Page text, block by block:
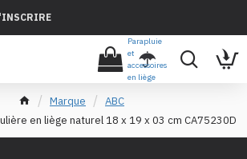
Parapluie
et
accessoires
en liège
Marque
ABC
en liège naturel 18 x 19 x 03 cm CA75230D